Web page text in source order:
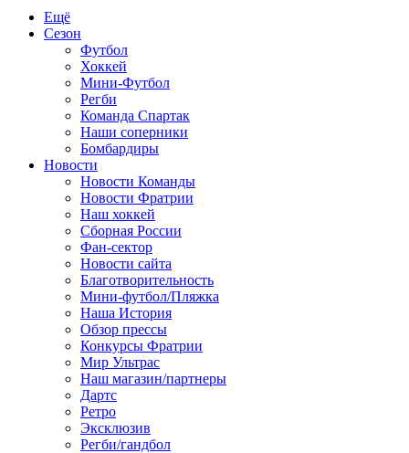
Ещё
Сезон
Футбол
Хоккей
Мини-Футбол
Регби
Команда Спартак
Наши соперники
Бомбардиры
Новости
Новости Команды
Новости Фратрии
Наш хоккей
Сборная России
Фан-cектор
Новости сайта
Благотворительность
Мини-футбол/Пляжка
Наша История
Обзор прессы
Конкурсы Фратрии
Мир Ультрас
Наш магазин/партнеры
Дартс
Ретро
Эксклюзив
Регби/гандбол